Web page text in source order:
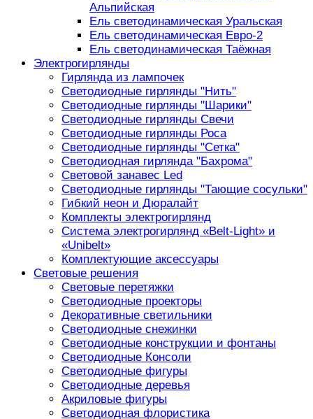
Альпийская
Ель светодинамическая Уральская
Ель светодинамическая Евро-2
Ель светодинамическая Таёжная
Электрогирлянды
Гирлянда из лампочек
Светодиодные гирлянды "Нить"
Светодиодные гирлянды "Шарики"
Светодиодные гирлянды Свечи
Светодиодные гирлянды Роса
Светодиодные гирлянды "Сетка"
Светодиодная гирлянда "Бахрома"
Световой занавес Led
Светодиодные гирлянды "Тающие сосульки"
Гибкий неон и Дюралайт
Комплекты электрогирлянд
Система электрогирлянд «Belt-Light» и
«Unibelt»
Комплектующие аксессуары
Световые решения
Световые перетяжки
Светодиодные проекторы
Декоративные светильники
Светодиодные снежинки
Светодиодные конструкции и фонтаны
Светодиодные Консоли
Светодиодные фигуры
Светодиодные деревья
Акриловые фигуры
Светодиодная флористика